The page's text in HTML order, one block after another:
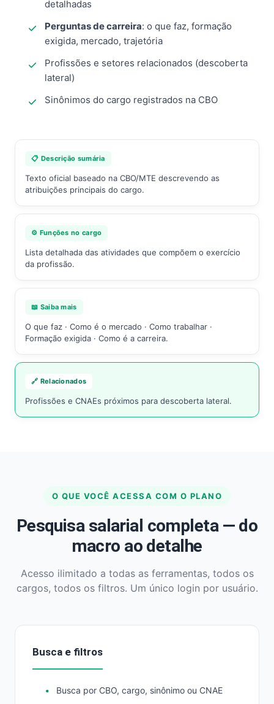
detalhadas
Perguntas de carreira: o que faz, formação
exigida, mercado, trajetória
Profissões e setores relacionados (descoberta
lateral)
Sinônimos do cargo registrados na CBO
📋 Descrição sumária
Texto oficial baseado na CBO/MTE descrevendo as
atribuições principais do cargo.
⚙️ Funções no cargo
Lista detalhada das atividades que compõem o exercício
da profissão.
📖 Saiba mais
O que faz · Como é o mercado · Como trabalhar ·
Formação exigida · Como é a carreira.
🔗 Relacionados
Profissões e CNAEs próximos para descoberta lateral.
O QUE VOCÊ ACESSA COM O PLANO
Pesquisa salarial completa — do
macro ao detalhe
Acesso ilimitado a todas as ferramentas, todos os
cargos, todos os filtros. Um único login por usuário.
Busca e filtros
Busca por CBO, cargo, sinônimo ou CNAE